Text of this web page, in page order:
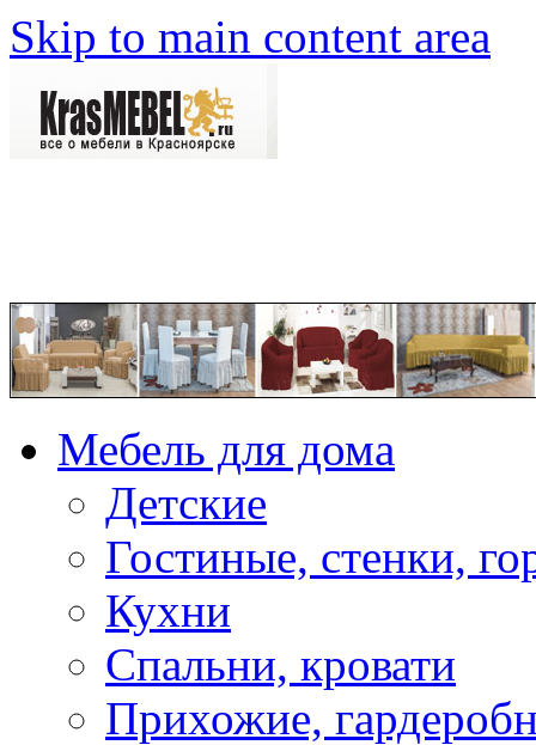
Skip to main content area
Мебель для дома
Детские
Гостиные, стенки,
Кухни
Спальни, кровати
Прихожие,